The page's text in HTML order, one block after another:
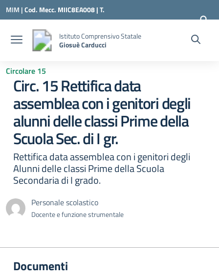
Vai ai contenuti
Vai al menu di navigazione
Vai al footer
MIM |Cod. Mecc. MIIC8EA008 | T.
0331547307 |
Istituto Comprensivo Statale
Giosuè Carducci
Circolare 15
Circ. 15 Rettifica data
assemblea con i genitori degli
alunni delle classi Prime della
Scuola Sec. di I gr.
Rettifica data assemblea con i genitori degli
Alunni delle classi Prime della Scuola
Secondaria di I grado.
Personale scolastico
Docente e funzione strumentale
Documenti